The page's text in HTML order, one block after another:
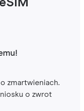
zmartwieniach.
o zwrot